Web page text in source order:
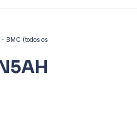
BMC (todos os